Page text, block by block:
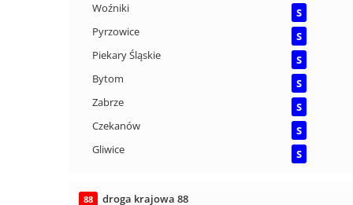
Woźniki
S
Pyrzowice
S
Piekary Śląskie
S
Bytom
S
Zabrze
S
Czekanów
S
Gliwice
S
88 droga krajowa 88